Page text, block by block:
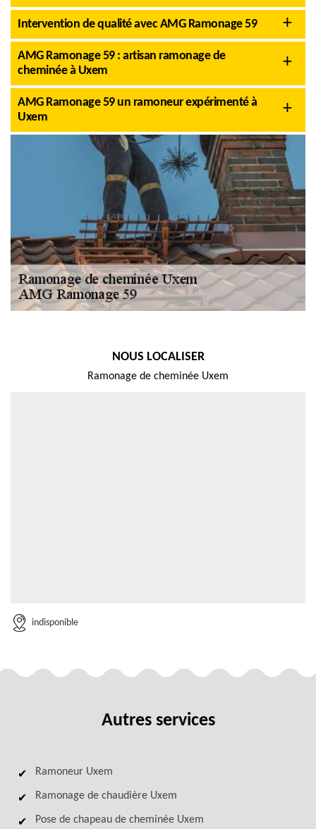
Intervention de qualité avec AMG Ramonage 59
AMG Ramonage 59 : artisan ramonage de
cheminée à Uxem
AMG Ramonage 59 un ramoneur expérimenté à
Uxem
NOUS LOCALISER
Ramonage de cheminée Uxem
indisponible
Autres services
Ramoneur Uxem
Ramonage de chaudière Uxem
Pose de chapeau de cheminée Uxem